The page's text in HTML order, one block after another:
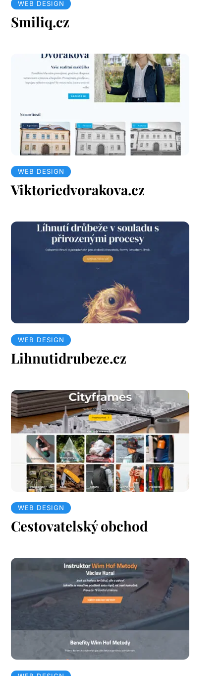
WEB DESIGN
Smiliq.cz
WEB DESIGN
Viktoriedvorakova.cz
WEB DESIGN
Lihnutidrubeze.cz
WEB DESIGN
Cestovatelský obchod